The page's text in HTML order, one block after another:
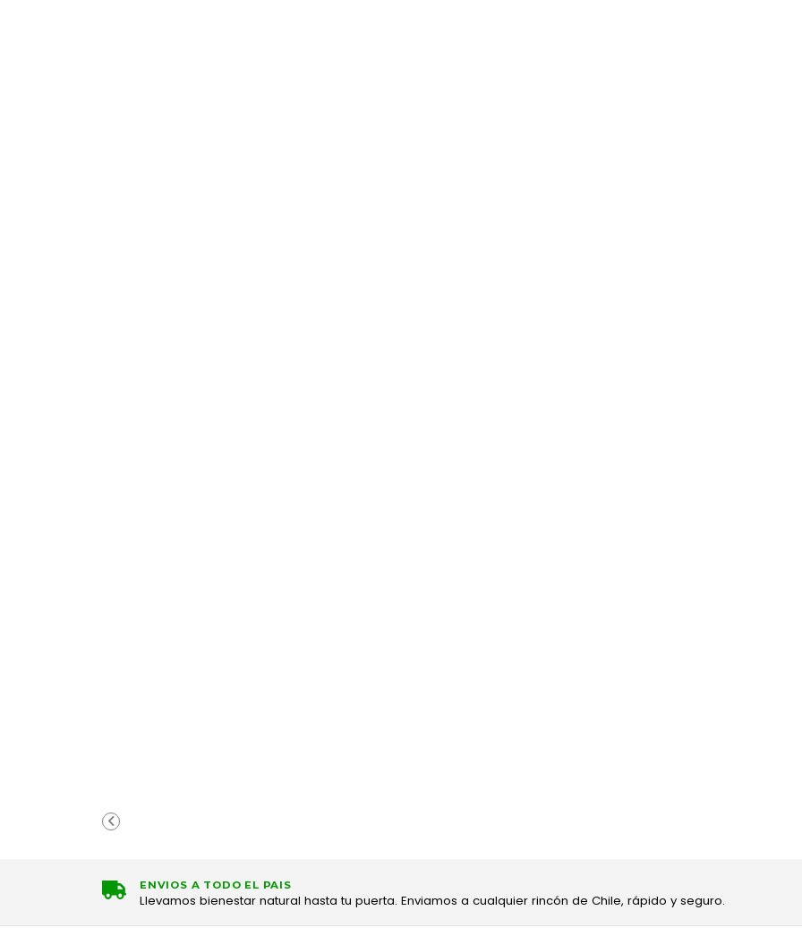
ENVIOS A TODO EL PAIS
Llevamos bienestar natural hasta tu puerta. Enviamos a cualquier rincón de Chile, rápido y seguro.